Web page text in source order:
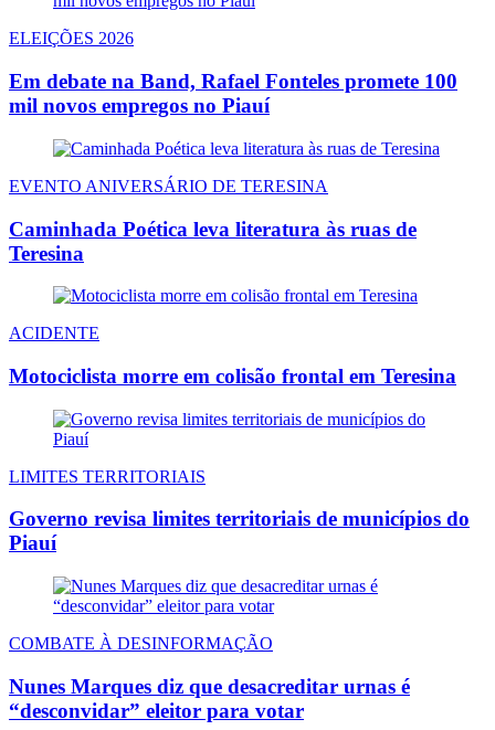
ELEIÇÕES 2026
Em debate na Band, Rafael Fonteles promete 100
mil novos empregos no Piauí
EVENTO ANIVERSÁRIO DE TERESINA
Caminhada Poética leva literatura às ruas de
Teresina
ACIDENTE
Motociclista morre em colisão frontal em Teresina
LIMITES TERRITORIAIS
Governo revisa limites territoriais de municípios do
Piauí
COMBATE À DESINFORMAÇÃO
Nunes Marques diz que desacreditar urnas é
“desconvidar” eleitor para votar